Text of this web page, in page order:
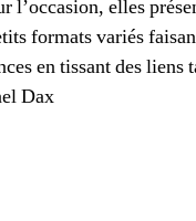
l’occasion, elles
formats variés
en tissant des liens
Dax